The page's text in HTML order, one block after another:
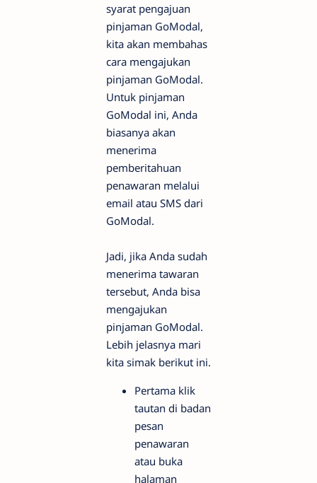
syarat pengajuan
pinjaman GoModal,
kita akan membahas
cara mengajukan
pinjaman GoModal.
Untuk pinjaman
GoModal ini, Anda
biasanya akan
menerima
pemberitahuan
penawaran melalui
email atau SMS dari
GoModal.
Jadi, jika Anda sudah
menerima tawaran
tersebut, Anda bisa
mengajukan
pinjaman GoModal.
Lebih jelasnya mari
kita simak berikut ini.
Pertama klik
tautan di badan
pesan
penawaran
atau buka
halaman